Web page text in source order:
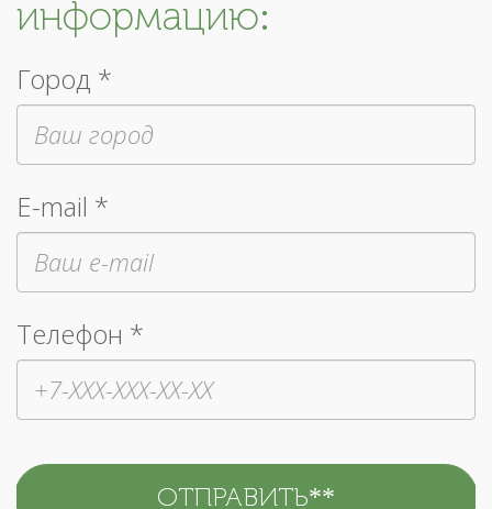
информацию:
Город *
E-mail *
Телефон *